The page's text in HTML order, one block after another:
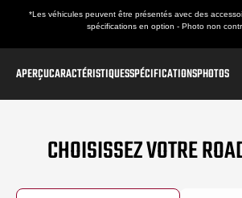
*Les véhicules peuvent être présentés avec des
spécifications en option - Photo non
APERÇUCARACTÉRISTIQUESSPÉCIFICATIONSPHOTOS
CHOISISSEZ VOTRE